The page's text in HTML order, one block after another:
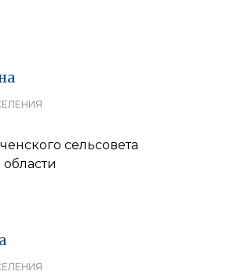
сельсовета